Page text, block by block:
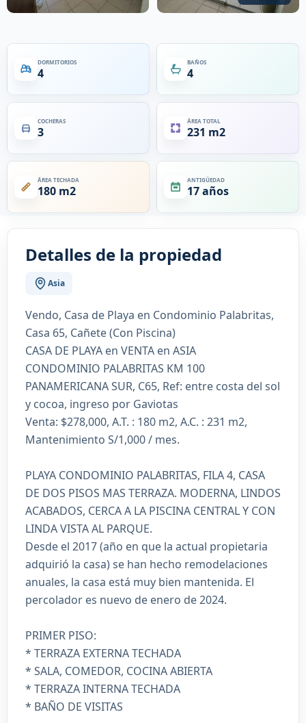
DORMITORIOS
4
BAÑOS
4
COCHERAS
3
ÁREA TOTAL
231 m2
ÁREA TECHADA
180 m2
ANTIGÜEDAD
17 años
Detalles de la propiedad
Asia
Vendo, Casa de Playa en Condominio Palabritas,
Casa 65, Cañete (Con Piscina)
CASA DE PLAYA en VENTA en ASIA
CONDOMINIO PALABRITAS KM 100
PANAMERICANA SUR, C65, Ref: entre costa del sol
y cocoa, ingreso por Gaviotas
Venta: $278,000, A.T. : 180 m2, A.C. : 231 m2,
Mantenimiento S/1,000 / mes.
PLAYA CONDOMINIO PALABRITAS, FILA 4, CASA
DE DOS PISOS MAS TERRAZA. MODERNA, LINDOS
ACABADOS, CERCA A LA PISCINA CENTRAL Y CON
LINDA VISTA AL PARQUE.
Desde el 2017 (año en que la actual propietaria
adquirió la casa) se han hecho remodelaciones
anuales, la casa está muy bien mantenida. El
percolador es nuevo de enero de 2024.
PRIMER PISO:
* TERRAZA EXTERNA TECHADA
* SALA, COMEDOR, COCINA ABIERTA
* TERRAZA INTERNA TECHADA
* BAÑO DE VISITAS